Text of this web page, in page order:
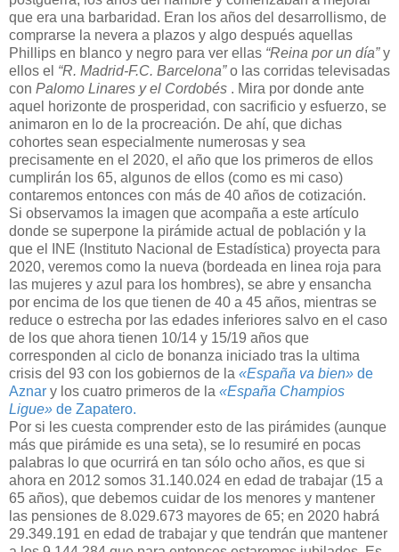
que era una barbaridad. Eran los años del desarrollismo, de
comprarse la nevera a plazos y algo después aquellas
Phillips en blanco y negro para ver ellas “Reina por un día”y
ellos el “R. Madrid-F.C. Barcelona”o las corridas televisadas
con Palomo Linares y el Cordobés . Mira por donde ante
aquel horizonte de prosperidad, con sacrificio y esfuerzo, se
animaron en lo de la procreación. De ahí, que dichas
cohortes sean especialmente numerosas y sea
precisamente en el 2020, el año que los primeros de ellos
cumplirán los 65, algunos de ellos (como es mi caso)
contaremos entonces con más de 40 años de cotización.
Si observamos la imagen que acompaña a este artículo
donde se superpone la pirámide actual de población y la
que el INE (Instituto Nacional de Estadística) proyecta para
2020, veremos como la nueva (bordeada en linea roja para
las mujeres y azul para los hombres), se abre y ensancha
por encima de los que tienen de 40 a 45 años, mientras se
reduce o estrecha por las edades inferiores salvo en el caso
de los que ahora tienen 10/14 y 15/19 años que
corresponden al ciclo de bonanza iniciado tras la ultima
crisis del 93 con los gobiernos de la «España va bien» de
Aznar y los cuatro primeros de la «España Champios
Ligue» de Zapatero.
Por si les cuesta comprender esto de las pirámides (aunque
más que pirámide es una seta), se lo resumiré en pocas
palabras lo que ocurrirá en tan sólo ocho años, es que si
ahora en 2012 somos 31.140.024 en edad de trabajar (15 a
65 años), que debemos cuidar de los menores y mantener
las pensiones de 8.029.673 mayores de 65; en 2020 habrá
29.349.191 en edad de trabajar y que tendrán que mantener